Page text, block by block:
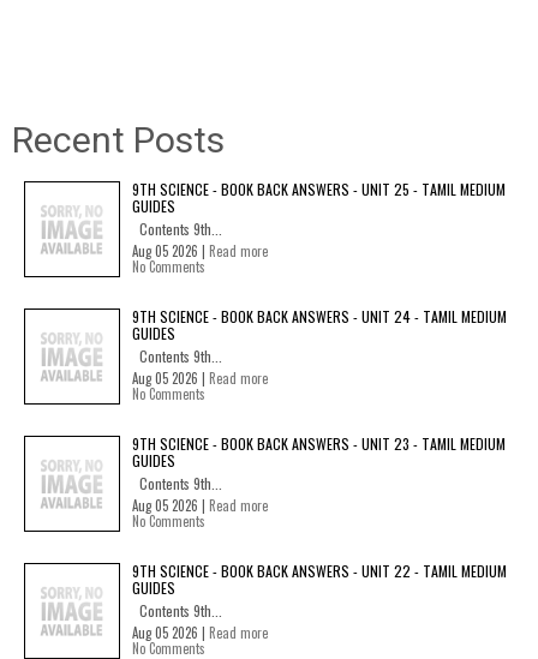
Recent Posts
9TH SCIENCE - BOOK BACK ANSWERS - UNIT 25 - TAMIL MEDIUM
GUIDES
Contents 9th...
Aug 05 2026 | Read more
No Comments
9TH SCIENCE - BOOK BACK ANSWERS - UNIT 24 - TAMIL MEDIUM
GUIDES
Contents 9th...
Aug 05 2026 | Read more
No Comments
9TH SCIENCE - BOOK BACK ANSWERS - UNIT 23 - TAMIL MEDIUM
GUIDES
Contents 9th...
Aug 05 2026 | Read more
No Comments
9TH SCIENCE - BOOK BACK ANSWERS - UNIT 22 - TAMIL MEDIUM
GUIDES
Contents 9th...
Aug 05 2026 | Read more
No Comments